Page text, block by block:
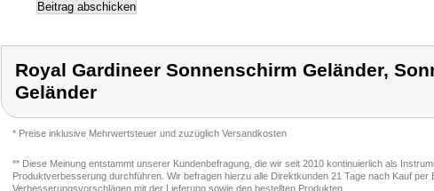
Royal Gardineer Sonnenschirm Geländer,
Geländer
* Preise inklusive Mehrwertsteuer und zuzüglich Versandkosten
** Diese Meinung entstammt unserer Kundenbefragung, die wir seit 2010 kontinuierlich als
Produktverbesserung durchführen. Wir befragen hierzu alle Direktkunden 21 Tage nach Kauf
Verbesserungsvorschlägen mit der Lieferung sowie den bestellten Produkten.